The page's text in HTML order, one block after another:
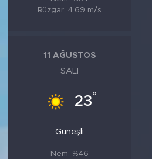
Rüzgar: 4.69 m/s
11 AĞUSTOS
SALI
23°
Güneşli
Nem: %46